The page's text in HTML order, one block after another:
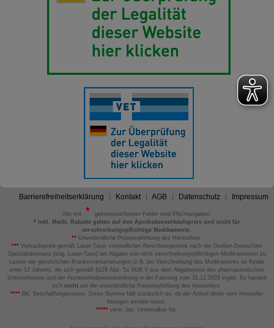
Barrierefreiheitserklärung Kontakt AGB Datenschutz Impressum
Alle mit
gekennzeichneten Felder sind Pflichtangaben.
*inkl. MwSt. Rabatte gelten auf den Apothekenverkaufspreis und nicht für
verschreibungspflichtige Medikamente.
** Unverbindliche Preisempfehlung des Herstellers.
*** Verkaufspreis gemäß Lauer-Taxe; verbindlicher Abrechnungspreis nach der Großen Deutschen
Spezialitätentaxe (sog. Lauer-Taxe) bei Abgabe von nicht verschreibungspflichtigen Medikamenten zu
Lasten der gesetzlichen Krankenversicherungen (z.B. bei Verschreibung des Medikaments an Kinder
unter 12 Jahren), die sich gemäß §129 Abs. 5a SGB V aus dem Abgabepreis des pharmazeutischen
Unternehmens und der Arzneimittelpreisverordnung in der Fassung zum 31.12.2003 ergibt. Es handelt
sich nicht um die unverbindliche Preisempfehlung des Herstellers.
****BK: Beschaffungskosten. Diese Summe fällt zusätzlich an, da der Artikel direkt vom Hersteller
bezogen werden muss.
*****verw. bis: Verwendbar bis.